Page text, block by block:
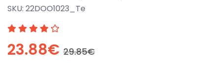
SKU: 22DOO1023_Te
23.88€ 29.85€